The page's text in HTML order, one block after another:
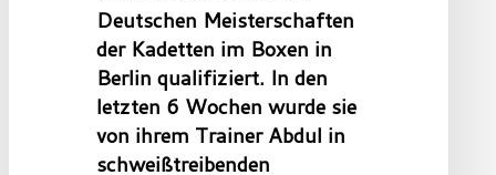
Deutschen Meisterschaften
der Kadetten im Boxen in
Berlin qualifiziert. In den
letzten 6 Wochen wurde sie
von ihrem Trainer Abdul in
schweißtreibenden